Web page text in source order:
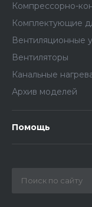
Компрессорно-
Комплектующие
Вентиляционные
Вентиляторы
Канальные
Архив моделей
Помощь